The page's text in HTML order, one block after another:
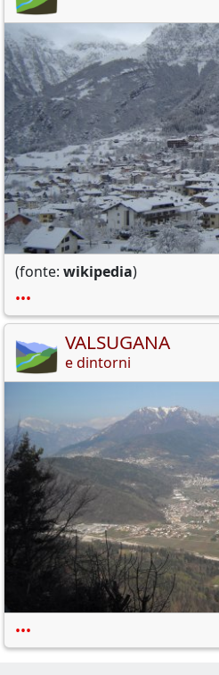
(fonte: wikipedia)
•••
VALSUGANA
e dintorni
•••